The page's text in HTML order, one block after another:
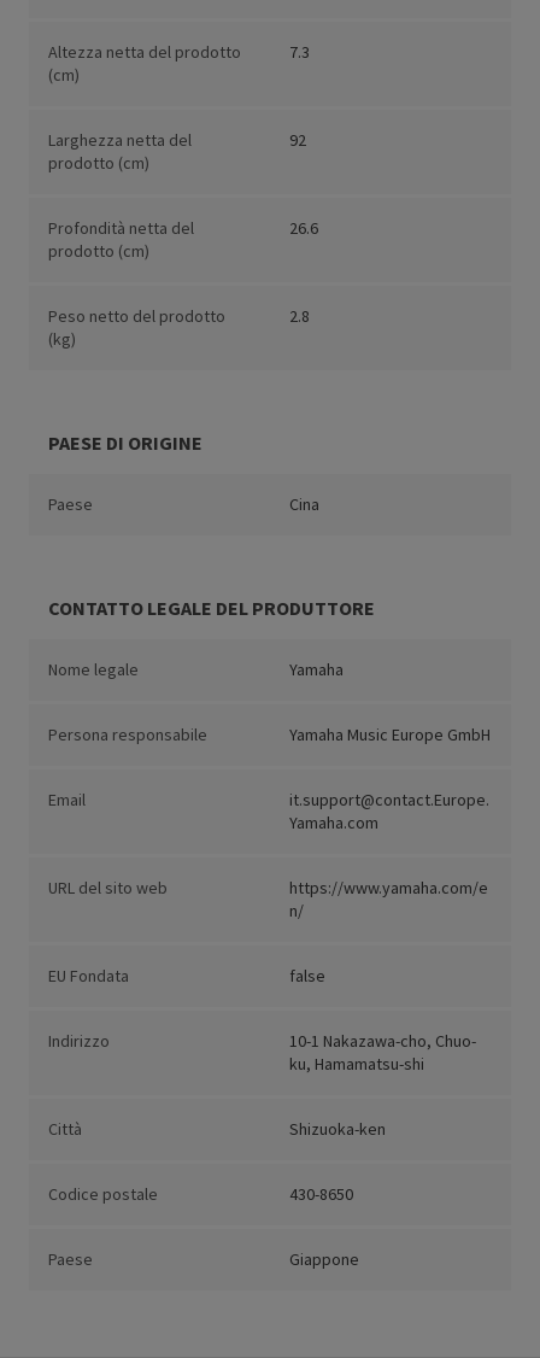
Altezza netta del prodotto
(cm)
7.3
Larghezza netta del
prodotto (cm)
92
Profondità netta del
prodotto (cm)
26.6
Peso netto del prodotto
(kg)
2.8
PAESE DI ORIGINE
Paese Cina
CONTATTO LEGALE DEL PRODUTTORE
Nome legale Yamaha
Persona responsabile Yamaha Music Europe GmbH
Email
it.support@contact.Europe.
Yamaha.com
URL del sito web
https://www.yamaha.com/e
n/
EU Fondata false
Indirizzo
10-1 Nakazawa-cho, Chuo-
ku, Hamamatsu-shi
Città Shizuoka-ken
Codice postale 430-8650
Paese Giappone